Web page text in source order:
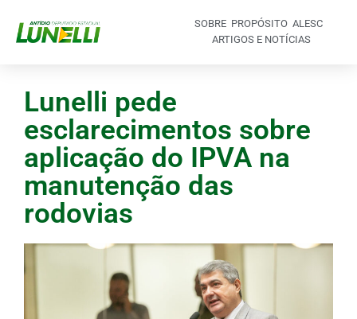
SOBRE PROPÓSITO ALESC
ARTIGOS E NOTÍCIAS
Lunelli pede
esclarecimentos sobre
aplicação do IPVA na
manutenção das
rodovias